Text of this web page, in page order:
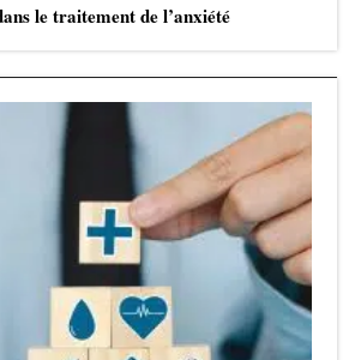
le traitement de l’anxiété